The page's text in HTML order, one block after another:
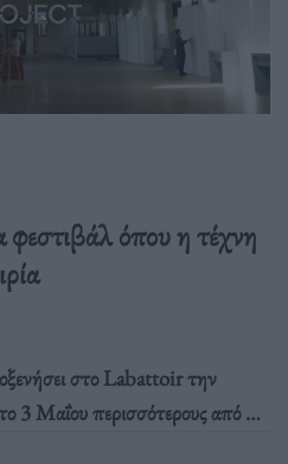
όπου η τέχνη
στο Labattoir την
Μαΐου περισσότερους από 80